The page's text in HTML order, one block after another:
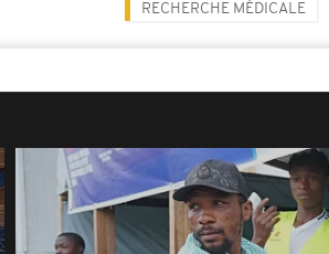
RECHERCHE MÉDICALE